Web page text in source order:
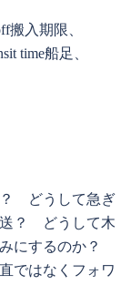
搬入期限、
time船足、
どうして急ぎ
？ どうして木
にするのか？
ではなくフォワ